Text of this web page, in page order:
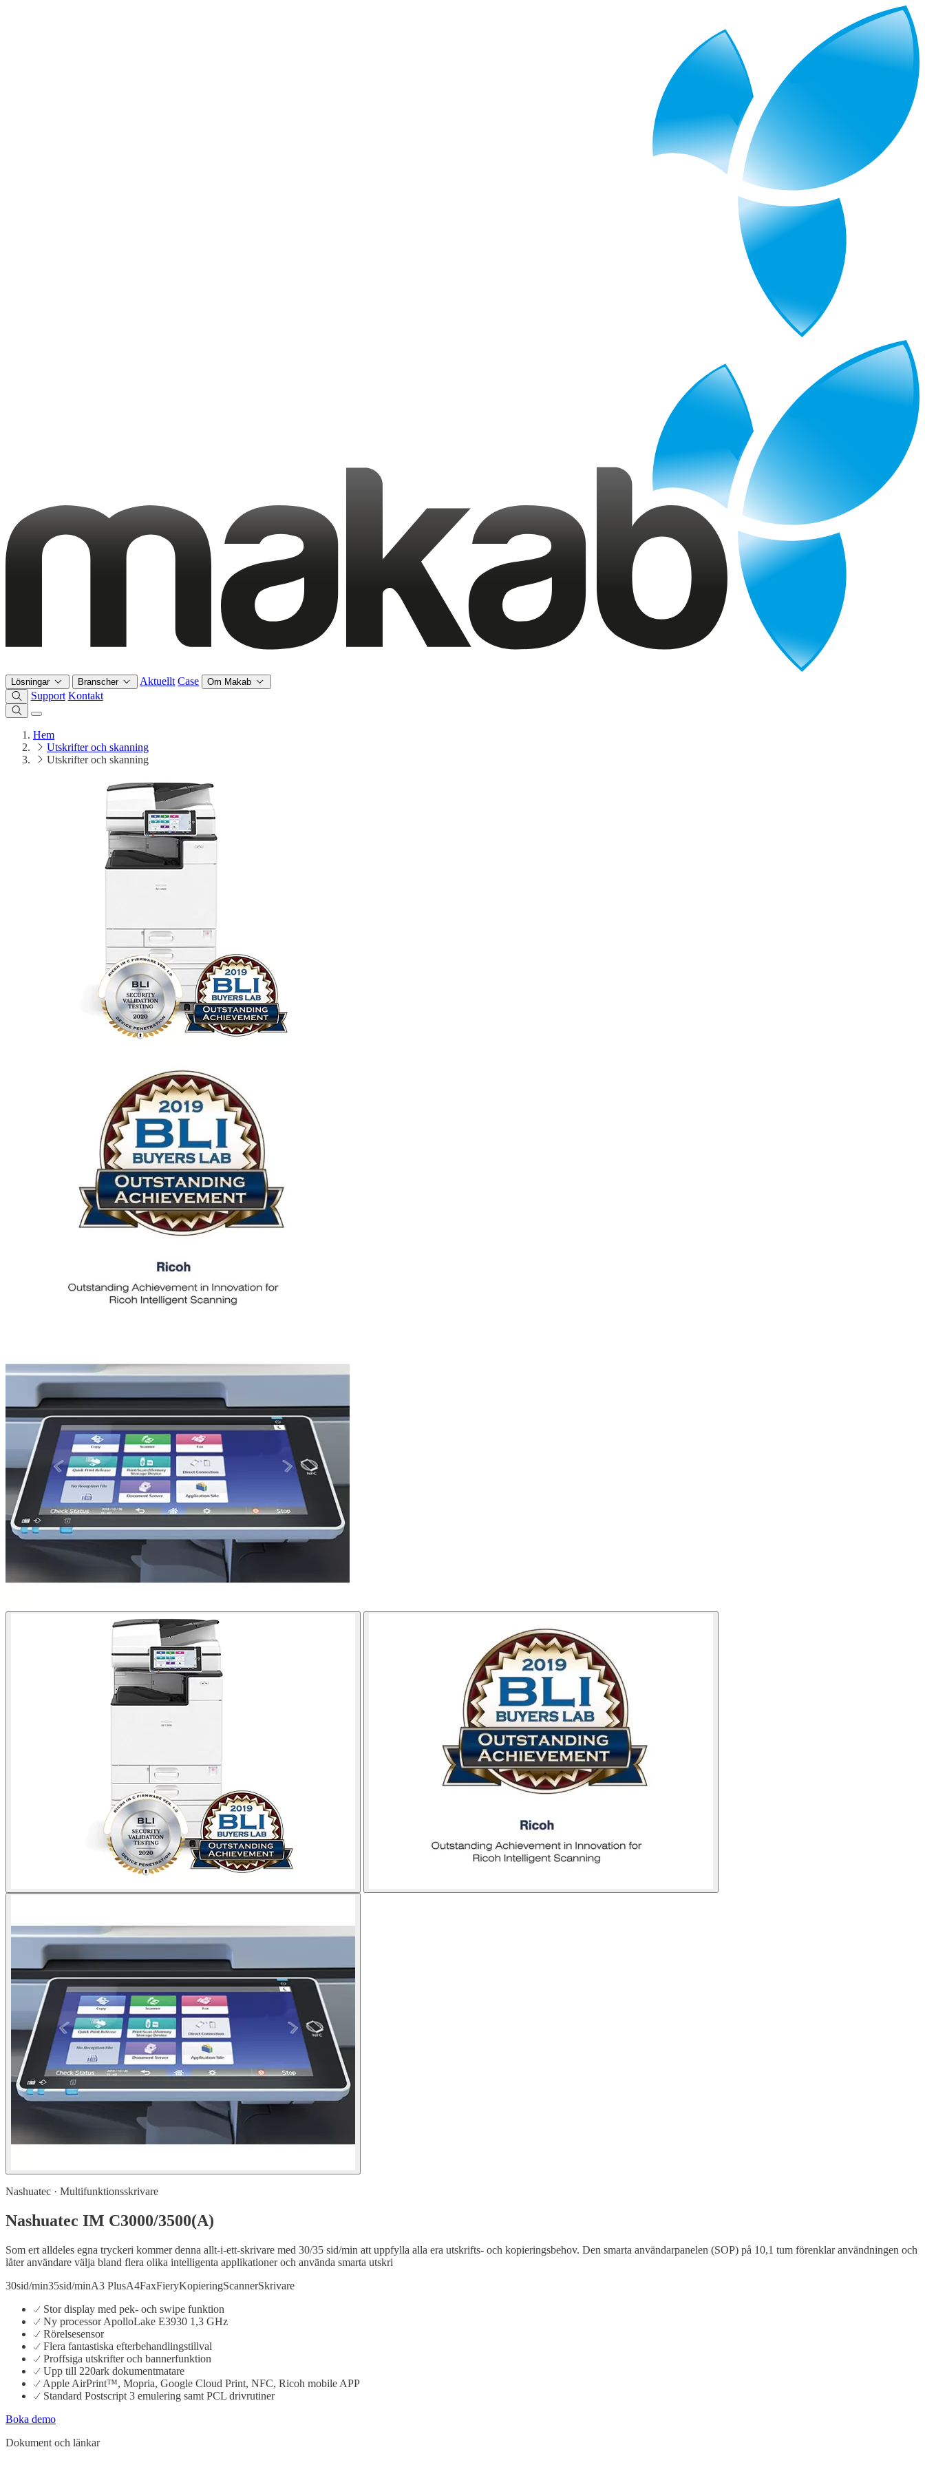
Lösningar Branscher Aktuellt Case Om Makab
Support Kontakt
Hem
Utskrifter och skanning
Utskrifter och skanning
Nashuatec · Multifunktionsskrivare
Nashuatec IM C3000/3500(A)
Som ert alldeles egna tryckeri kommer denna allt-i-ett-skrivare med 30/35 sid/min att uppfylla alla era utskrifts- och kopieringsbehov. Den smarta användarpanelen (SOP) på 10,1 tum förenklar användningen och
låter användare välja bland flera olika intelligenta applikationer och använda smarta utskri
30sid/min35sid/minA3 PlusA4FaxFieryKopieringScannerSkrivare
Stor display med pek- och swipe funktion
Ny processor ApolloLake E3930 1,3 GHz
Rörelsesensor
Flera fantastiska efterbehandlingstillval
Proffsiga utskrifter och bannerfunktion
Upp till 220ark dokumentmatare
Apple AirPrint™, Mopria, Google Cloud Print, NFC, Ricoh mobile APP
Standard Postscript 3 emulering samt PCL drivrutiner
Boka demo
Dokument och länkar